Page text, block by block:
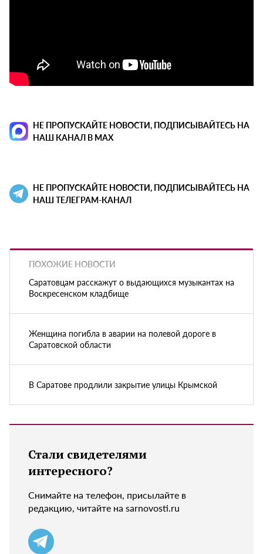
НЕ ПРОПУСКАЙТЕ НОВОСТИ, ПОДПИСЫВАЙТЕСЬ НА
НАШ КАНАЛ В MAX
НЕ ПРОПУСКАЙТЕ НОВОСТИ, ПОДПИСЫВАЙТЕСЬ НА
НАШ ТЕЛЕГРАМ-КАНАЛ
ПОХОЖИЕ НОВОСТИ
Саратовцам расскажут о выдающихся музыкантах на
Воскресенском кладбище
Женщина погибла в аварии на полевой дороге в
Саратовской области
В Саратове продлили закрытие улицы Крымской
Стали свидетелями
интересного?
Снимайте на телефон, присылайте в
редакцию, читайте на sarnovosti.ru